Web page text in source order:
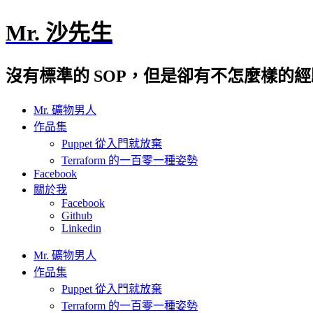
Mr. 沙先生
沒有標準的 SOP，但是卻有不怎麼樣的
Mr. 礦物男人
作品集
Puppet 從入門就放棄
Terraform 的一百零一種姿勢
Facebook
關於我
Facebook
Github
Linkedin
Mr. 礦物男人
作品集
Puppet 從入門就放棄
Terraform 的一百零一種姿勢